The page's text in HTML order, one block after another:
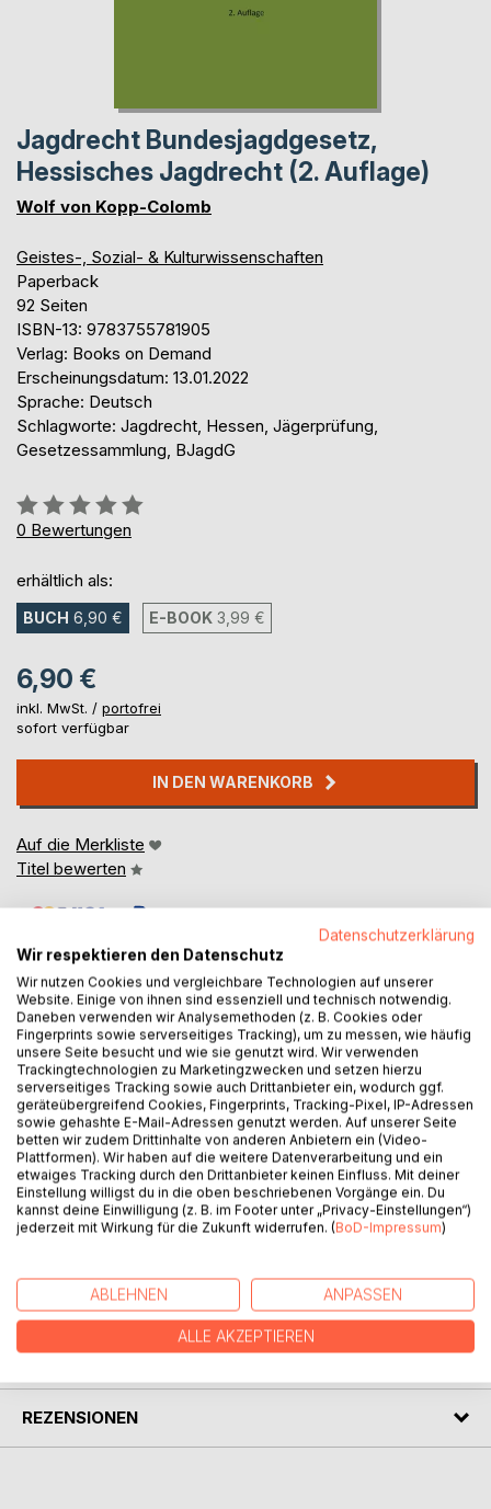
Jagdrecht Bundesjagdgesetz,
Hessisches Jagdrecht (2. Auflage)
Wolf von Kopp-Colomb
Geistes-, Sozial- & Kulturwissenschaften
Paperback
92 Seiten
ISBN-13: 9783755781905
Verlag: Books on Demand
Erscheinungsdatum: 13.01.2022
Sprache: Deutsch
Schlagworte: Jagdrecht, Hessen, Jägerprüfung,
Gesetzessammlung, BJagdG
Bewertung::
0%
0 Bewertungen
erhältlich als:
BUCH 6,90 € E-BOOK 3,99 €
6,90 €
inkl. MwSt. / portofrei
sofort verfügbar
IN DEN WARENKORB
Auf die Merkliste
Titel bewerten
BESCHREIBUNG
Textsammlung der für die Jagd in Hessen maßgeblichen
jagdrechtlichen Vorschriften. Neben den parallel
dargestellten Bundesjagdgesetz und Hessischen
Jagdgesetz enthält der Band die Hessische
Jagdverordnung, die Richtlinie zur Bejagung des
Schalenwildes, die UVV Jagd/VSG 4.4, Auszüge aus StGB
und StPO sowie die Jagdzeiten.
AUTOR/IN
PRESSESTIMMEN
REZENSIONEN
Datenschutzerklärung
Wir respektieren den Datenschutz
Wir nutzen Cookies und vergleichbare Technologien auf unserer
Website. Einige von ihnen sind essenziell und technisch notwendig.
Daneben verwenden wir Analysemethoden (z. B. Cookies oder
Fingerprints sowie serverseitiges Tracking), um zu messen, wie häufig
unsere Seite besucht und wie sie genutzt wird. Wir verwenden
Trackingtechnologien zu Marketingzwecken und setzen hierzu
serverseitiges Tracking sowie auch Drittanbieter ein, wodurch ggf.
geräteübergreifend Cookies, Fingerprints, Tracking-Pixel, IP-Adressen
sowie gehashte E-Mail-Adressen genutzt werden. Auf unserer Seite
betten wir zudem Drittinhalte von anderen Anbietern ein (Video-
Plattformen). Wir haben auf die weitere Datenverarbeitung und ein
etwaiges Tracking durch den Drittanbieter keinen Einfluss. Mit deiner
Einstellung willigst du in die oben beschriebenen Vorgänge ein. Du
kannst deine Einwilligung (z. B. im Footer unter „Privacy-Einstellungen“)
jederzeit mit Wirkung für die Zukunft widerrufen. (BoD-Impressum)
ABLEHNEN ANPASSEN
ALLE AKZEPTIEREN